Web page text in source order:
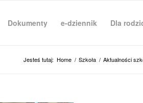
Dokumenty e-dziennik Dla
Jesteś tutaj: Home / Szkoła / Aktualności